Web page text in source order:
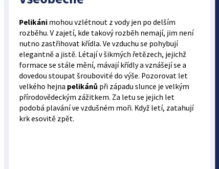
Pelikánimohou vzlétnout z vody jen po delším
rozběhu. V zajetí, kde takový rozběh nemají, jim není
nutno zastřihovat křídla. Ve vzduchu se pohybují
elegantně a jistě. Létají v šikmých řetězech, jejichž
formace se stále mění, mávají křídly a vznášejí se a
dovedou stoupat šroubovité do výše. Pozorovat let
velkého hejna pelikánů při západu slunce je velkým
přírodovědeckým zážitkem. Za letu se jejich let
podobá plavání ve vzdušném moři. Když letí, zatahují
krk esovitě zpět.